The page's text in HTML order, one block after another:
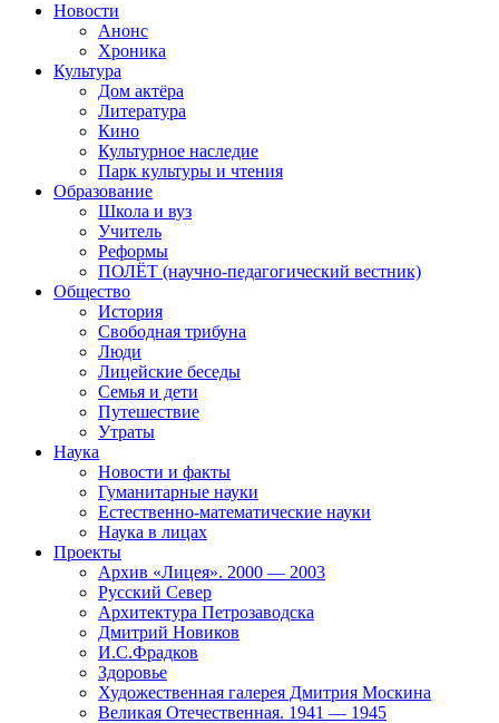
Новости
Анонс
Хроника
Культура
Дом актёра
Литература
Кино
Культурное наследие
Парк культуры и чтения
Образование
Школа и вуз
Учитель
Реформы
ПОЛЁТ (научно-педагогический вестник)
Общество
История
Свободная трибуна
Люди
Лицейские беседы
Семья и дети
Путешествие
Утраты
Наука
Новости и факты
Гуманитарные науки
Естественно-математические науки
Наука в лицах
Проекты
Архив «Лицея». 2000 — 2003
Русский Север
Архитектура Петрозаводска
Дмитрий Новиков
И.С.Фрадков
Здоровье
Художественная галерея Дмитрия Москина
Великая Отечественная. 1941 — 1945